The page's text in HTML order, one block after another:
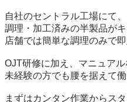
自社のセントラル工場にて、
調理・加工済みの半製品が
店舗では簡単な調理のみで
OJT研修に加え、マニュアル
未経験の方でも腰を据えて
まずはカンタン作業からスタ